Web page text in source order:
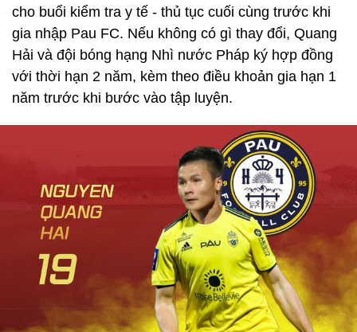
cho buổi kiểm tra y tế - thủ tục cuối cùng trước khi
gia nhập Pau FC. Nếu không có gì thay đổi, Quang
Hải và đội bóng hạng Nhì nước Pháp ký hợp đồng
với thời hạn 2 năm, kèm theo điều khoản gia hạn 1
năm trước khi bước vào tập luyện.